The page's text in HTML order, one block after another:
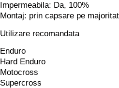
Impermeabila: Da, 100%
Montaj: prin capsare pe
Utilizare recomandata
Enduro
Hard Enduro
Motocross
Supercross